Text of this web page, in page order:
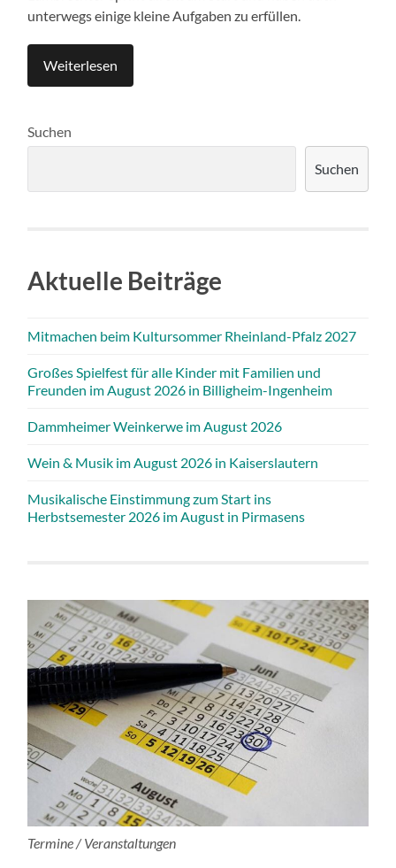
unterwegs einige kleine Aufgaben zu erfüllen.
Weiterlesen
Suchen
Suchen
Aktuelle Beiträge
Mitmachen beim Kultursommer Rheinland-Pfalz 2027
Großes Spielfest für alle Kinder mit Familien und
Freunden im August 2026 in Billigheim-Ingenheim
Dammheimer Weinkerwe im August 2026
Wein & Musik im August 2026 in Kaiserslautern
Musikalische Einstimmung zum Start ins
Herbstsemester 2026 im August in Pirmasens
Termine / Veranstaltungen